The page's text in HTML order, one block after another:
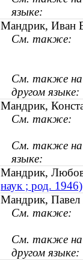
языке:
Мандрик, Иван
См. также:
См. также на
другом языке:
Мандрик,
См. также:
См. также на
языке:
Мандрик,
наук ; род. 1946)
Мандрик, Павел
См. также:
См. также на
другом языке: